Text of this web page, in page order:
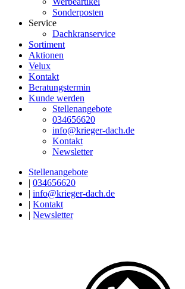
Sonderposten
Service
Dachkranservice
Sortiment
Aktionen
Velux
Kontakt
Beratungstermin
Kunde werden
Stellenangebote
034656620
info@krieger-dach.de
Kontakt
Newsletter
Stellenangebote
| 034656620
| info@krieger-dach.de
| Kontakt
| Newsletter